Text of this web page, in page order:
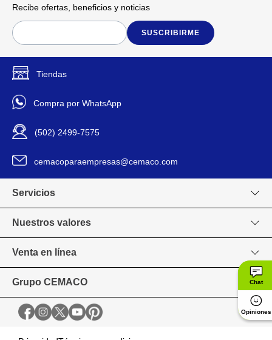
Detalles del Producto
Aro para colgar en carriola o
Personaje Stitch Disney.
Ideal para bebés desde 0
Marca
Modelo
Recibe ofertas, beneficios y noticias
SUSCRIBIRME
Tiendas
Compra por WhatsApp
(502) 2499-7575
cemacoparaempresas@cemaco.com
Servicios
Nuestros valores
Venta en línea
Grupo CEMACO Chat
Opiniones